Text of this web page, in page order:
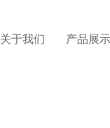
关于我们 产品展示